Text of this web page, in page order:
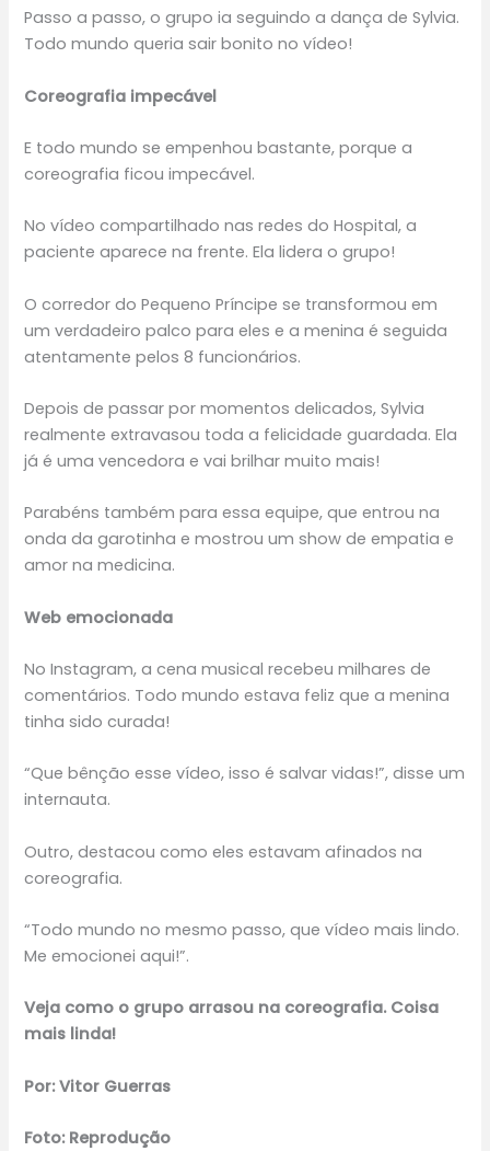
Passo a passo, o grupo ia seguindo a dança de Sylvia.
Todo mundo queria sair bonito no vídeo!
Coreografia impecável
E todo mundo se empenhou bastante, porque a
coreografia ficou impecável.
No vídeo compartilhado nas redes do Hospital, a
paciente aparece na frente. Ela lidera o grupo!
O corredor do Pequeno Príncipe se transformou em
um verdadeiro palco para eles e a menina é seguida
atentamente pelos 8 funcionários.
Depois de passar por momentos delicados, Sylvia
realmente extravasou toda a felicidade guardada. Ela
já é uma vencedora e vai brilhar muito mais!
Parabéns também para essa equipe, que entrou na
onda da garotinha e mostrou um show de empatia e
amor na medicina.
Web emocionada
No Instagram, a cena musical recebeu milhares de
comentários. Todo mundo estava feliz que a menina
tinha sido curada!
“Que bênção esse vídeo, isso é salvar vidas!”, disse um
internauta.
Outro, destacou como eles estavam afinados na
coreografia.
“Todo mundo no mesmo passo, que vídeo mais lindo.
Me emocionei aqui!”.
Veja como o grupo arrasou na coreografia. Coisa
mais linda!
Por: Vitor Guerras
Foto: Reprodução